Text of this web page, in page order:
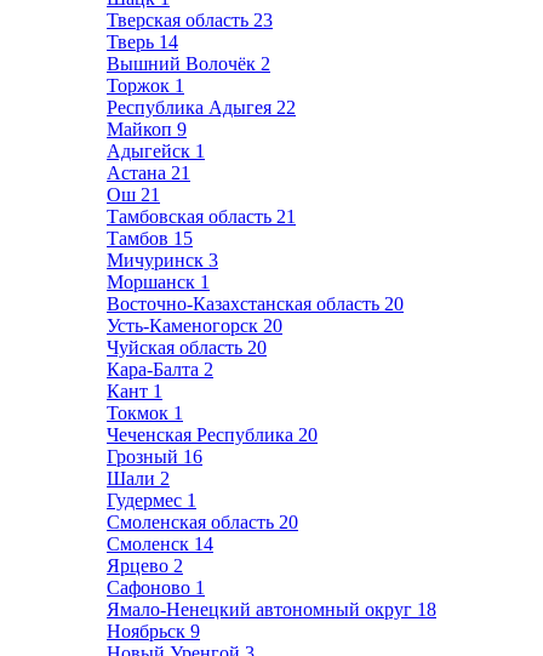
Тверская область 23
Тверь 14
Вышний Волочёк 2
Торжок 1
Республика Адыгея 22
Майкоп 9
Адыгейск 1
Астана 21
Ош 21
Тамбовская область 21
Тамбов 15
Мичуринск 3
Моршанск 1
Восточно-Казахстанская область 20
Усть-Каменогорск 20
Чуйская область 20
Кара-Балта 2
Кант 1
Токмок 1
Чеченская Республика 20
Грозный 16
Шали 2
Гудермес 1
Смоленская область 20
Смоленск 14
Ярцево 2
Сафоново 1
Ямало-Ненецкий автономный округ 18
Ноябрьск 9